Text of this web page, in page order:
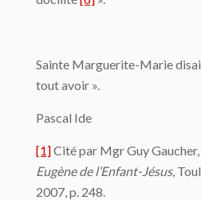
Sainte Marguerite-Marie
tout avoir ».
Pascal Ide
[1]Cité par Mgr Guy Gaucher,
Eugène de l’Enfant-Jésus,
2007, p. 248.